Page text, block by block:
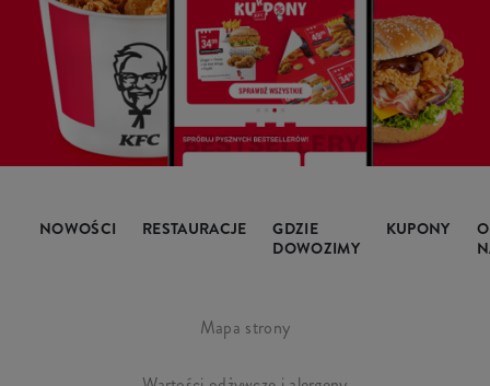
NOWOŚCI RESTAURACJE
GDZIE
DOWOZIMY
KUPONY
O
Mapa strony